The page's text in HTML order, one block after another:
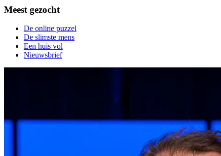
Meest gezocht
De online puzzel
De slimste mens
Een huis vol
Nieuwsbrief